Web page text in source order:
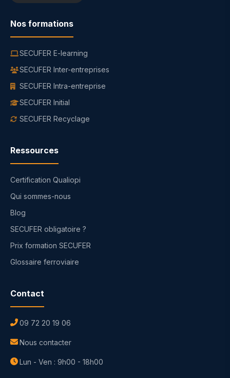
Nos formations
SECUFER E-learning
SECUFER Inter-entreprises
SECUFER Intra-entreprise
SECUFER Initial
SECUFER Recyclage
Ressources
Certification Qualiopi
Qui sommes-nous
Blog
SECUFER obligatoire ?
Prix formation SECUFER
Glossaire ferroviaire
Contact
09 72 20 19 06
Nous contacter
Lun - Ven : 9h00 - 18h00